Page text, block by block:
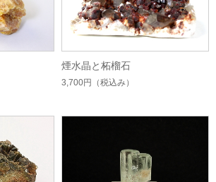
煙水晶と柘榴石
3,700円 （税込み）